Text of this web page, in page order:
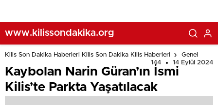
www.kilissondakika.org
Kilis Son Dakika Haberleri Kilis Son Dakika Kilis Haberleri
Genel
144
14 Eylül 2024
Kaybolan Narin Güran’ın İsmi
Kilis’te Parkta Yaşatılacak